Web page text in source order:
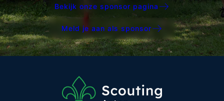
Bekijk onze sponsor pagina
Meld je aan als sponsor